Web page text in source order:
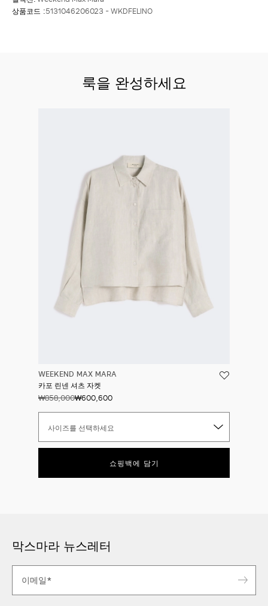
상품코드 :5131046206023 - WKDFELINO
룩을 완성하세요
WEEKEND MAX MARA
카포 린넨 셔츠 자켓
₩858,000₩600,600
사이즈를 선택하세요
쇼핑백에 담기
막스마라 뉴스레터